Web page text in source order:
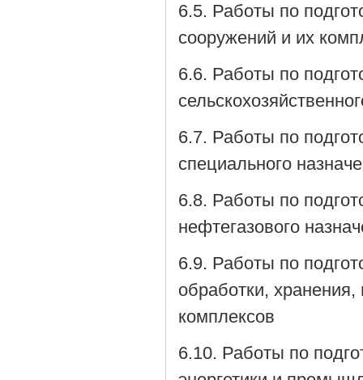
6.5. Работы по
сооружений и их
6.6. Работы по
6.7. Работы по
специального
6.8. Работы по
нефтегазового
6.9. Работы по
обработки,
комплексов
6.10. Работы по